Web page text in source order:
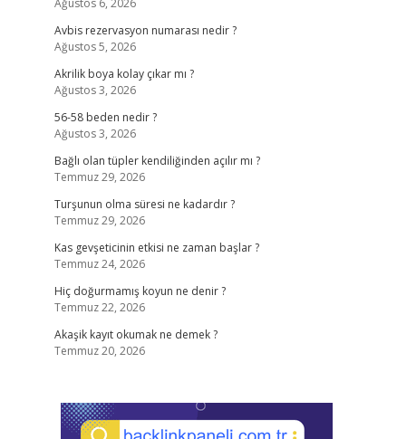
Ağustos 6, 2026
Avbis rezervasyon numarası nedir ?
Ağustos 5, 2026
Akrilik boya kolay çıkar mı ?
Ağustos 3, 2026
56-58 beden nedir ?
Ağustos 3, 2026
Bağlı olan tüpler kendiliğinden açılır mı ?
Temmuz 29, 2026
Turşunun olma süresi ne kadardır ?
Temmuz 29, 2026
Kas gevşeticinin etkisi ne zaman başlar ?
Temmuz 24, 2026
Hiç doğurmamış koyun ne denir ?
Temmuz 22, 2026
Akaşik kayıt okumak ne demek ?
Temmuz 20, 2026